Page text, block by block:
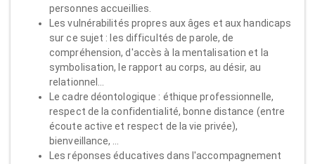
personnes accueillies.
Les vulnérabilités propres aux âges et aux handicaps
sur ce sujet : les difficultés de parole, de
compréhension, d'accès à la mentalisation et la
symbolisation, le rapport au corps, au désir, au
relationnel…
Le cadre déontologique : éthique professionnelle,
respect de la confidentialité, bonne distance (entre
écoute active et respect de la vie privée),
bienveillance, …
Les réponses éducatives dans l'accompagnement